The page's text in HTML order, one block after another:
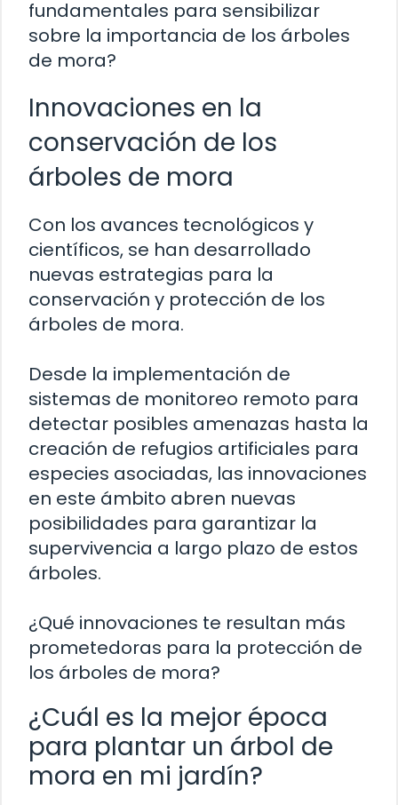
fundamentales para sensibilizar
sobre la importancia de los árboles
de mora?
Innovaciones en la
conservación de los
árboles de mora
Con los avances tecnológicos y
científicos, se han desarrollado
nuevas estrategias para la
conservación y protección de los
árboles de mora.
Desde la implementación de
sistemas de monitoreo remoto para
detectar posibles amenazas hasta la
creación de refugios artificiales para
especies asociadas, las innovaciones
en este ámbito abren nuevas
posibilidades para garantizar la
supervivencia a largo plazo de estos
árboles.
¿Qué innovaciones te resultan más
prometedoras para la protección de
los árboles de mora?
¿Cuál es la mejor época
para plantar un árbol de
mora en mi jardín?